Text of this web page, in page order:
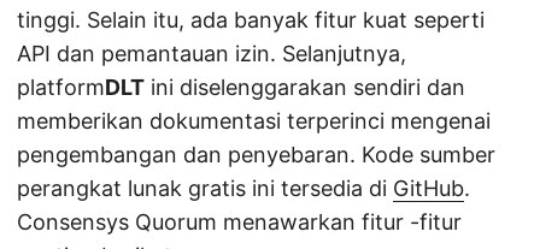
tinggi. Selain itu, ada banyak fitur kuat seperti
API dan pemantauan izin. Selanjutnya,
platformDLT ini diselenggarakan sendiri dan
memberikan dokumentasi terperinci mengenai
pengembangan dan penyebaran. Kode sumber
perangkat lunak gratis ini tersedia di GitHub.
Consensys Quorum menawarkan fitur -fitur